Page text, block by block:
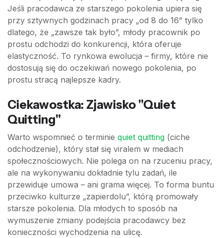
Jeśli pracodawca ze starszego pokolenia upiera się
przy sztywnych godzinach pracy „od 8 do 16” tylko
dlatego, że „zawsze tak było”, młody pracownik po
prostu odchodzi do konkurencji, która oferuje
elastyczność. To rynkowa ewolucja – firmy, które nie
dostosują się do oczekiwań nowego pokolenia, po
prostu stracą najlepsze kadry.
Ciekawostka: Zjawisko "Quiet
Quitting"
Warto wspomnieć o terminie quiet quitting (ciche
odchodzenie), który stał się viralem w mediach
społecznościowych. Nie polega on na rzuceniu pracy,
ale na wykonywaniu dokładnie tylu zadań, ile
przewiduje umowa – ani grama więcej. To forma buntu
przeciwko kulturze „zapierdolu”, którą promowały
starsze pokolenia. Dla młodych to sposób na
wymuszenie zmiany podejścia pracodawcy bez
konieczności wychodzenia na ulicę.